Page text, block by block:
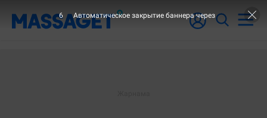
6 Автоматическое закрытие баннера через